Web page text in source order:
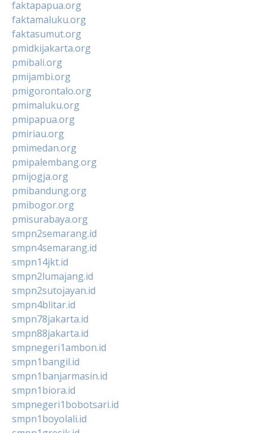
faktapapua.org
faktamaluku.org
faktasumut.org
pmidkijakarta.org
pmibali.org
pmijambi.org
pmigorontalo.org
pmimaluku.org
pmipapua.org
pmiriau.org
pmimedan.org
pmipalembang.org
pmijogja.org
pmibandung.org
pmibogor.org
pmisurabaya.org
smpn2semarang.id
smpn4semarang.id
smpn14jkt.id
smpn2lumajang.id
smpn2sutojayan.id
smpn4blitar.id
smpn78jakarta.id
smpn88jakarta.id
smpnegeri1ambon.id
smpn1bangil.id
smpn1banjarmasin.id
smpn1biora.id
smpnegeri1bobotsari.id
smpn1boyolali.id